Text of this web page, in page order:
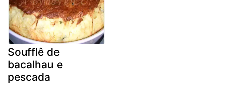
Soufflê de
bacalhau e
pescada